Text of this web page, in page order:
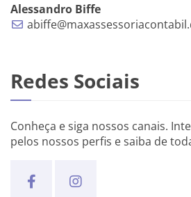
Alessandro Biffe
Redes Sociais
Conheça e siga nossos canais.
pelos nossos perfis e saiba de